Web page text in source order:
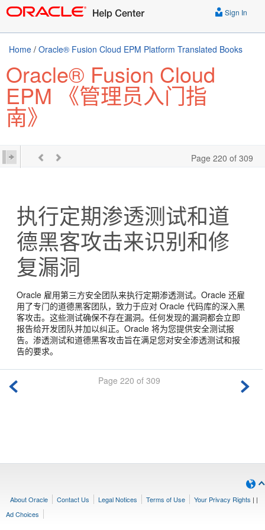
Sign In
Home / Oracle® Fusion Cloud EPM Platform Translated Books
Oracle® Fusion Cloud
EPM 《管理员入门指
南》
Page 220 of 309
执行定期渗透测试和道
德黑客攻击来识别和修
复漏洞
Oracle 雇用第三方安全团队来执行定期渗透测试。Oracle 还雇
用了专门的道德黑客团队，致力于应对 Oracle 代码库的深入黑
客攻击。这些测试确保不存在漏洞。任何发现的漏洞都会立即
报告给开发团队并加以纠正。Oracle 将为您提供安全测试报
告。渗透测试和道德黑客攻击旨在满足您对安全渗透测试和报
告的要求。
Page 220 of 309
About Oracle Contact Us Legal Notices Terms of Use Your Privacy Rights | |
Ad Choices